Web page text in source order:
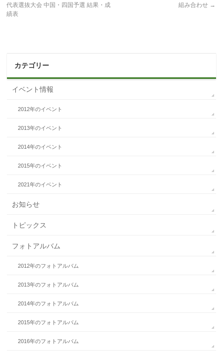
代表選抜大会 中国・四国予選 結果・成
績表
組み合わせ →
カテゴリー
イベント情報
2012年のイベント
2013年のイベント
2014年のイベント
2015年のイベント
2021年のイベント
お知らせ
トピックス
フォトアルバム
2012年のフォトアルバム
2013年のフォトアルバム
2014年のフォトアルバム
2015年のフォトアルバム
2016年のフォトアルバム